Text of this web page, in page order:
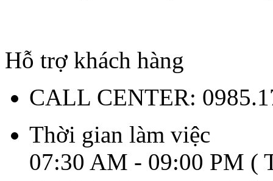
Hỗ trợ khách hàng
CALL CENTER:
Thời gian làm việc
07:30 AM - 09:00 PM (